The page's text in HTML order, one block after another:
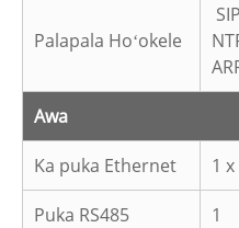
Palapala Hoʻokele
Awa
Ka puka Ethernet 1
Puka RS485 1